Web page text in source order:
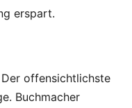
erspart.
Der offensichtlichste
Buchmacher